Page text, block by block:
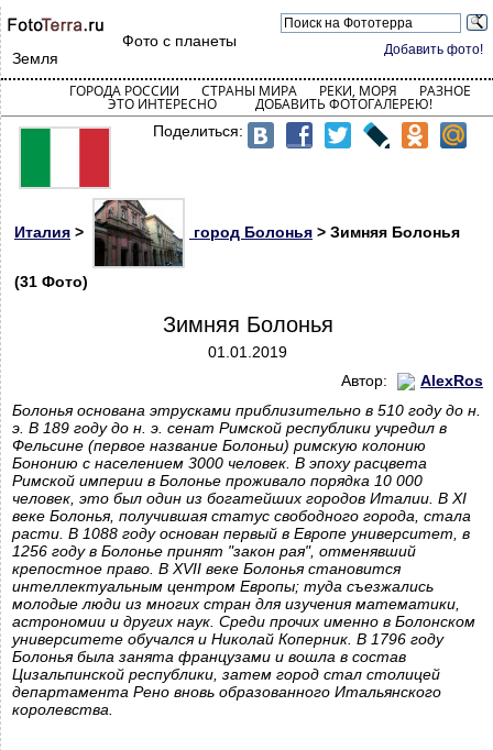
Добавить фото!
Фото с планеты
Земля
ГОРОДА РОССИИ СТРАНЫ МИРА РЕКИ, МОРЯ РАЗНОЕ
ЭТО ИНТЕРЕСНО ДОБАВИТЬ ФОТОГАЛЕРЕЮ!
Поделиться:
Италия > город Болонья > Зимняя Болонья
(31 Фото)
Зимняя Болонья
01.01.2019
Автор:
AlexRos
Болонья основана этрусками приблизительно в 510 году до н.
э. В 189 году до н. э. сенат Римской республики учредил в
Фельсине (первое название Болоньи) римскую колонию
Бононию с населением 3000 человек. В эпоху расцвета
Римской империи в Болонье проживало порядка 10 000
человек, это был один из богатейших городов Италии. В XI
веке Болонья, получившая статус свободного города, стала
расти. В 1088 году основан первый в Европе университет, в
1256 году в Болонье принят "закон рая", отменявший
крепостное право. В XVII веке Болонья становится
интеллектуальным центром Европы; туда съезжались
молодые люди из многих стран для изучения математики,
астрономии и других наук. Среди прочих именно в Болонском
университете обучался и Николай Коперник. В 1796 году
Болонья была занята французами и вошла в состав
Цизальпинской республики, затем город стал столицей
департамента Рено вновь образованного Итальянского
королевства.